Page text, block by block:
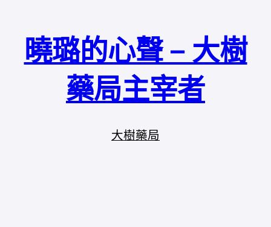
曉璐的心聲 – 大樹
藥局主宰者
大樹藥局